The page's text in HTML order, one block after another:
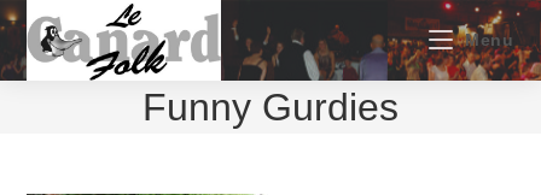
Skip
to
content
Menu
Funny Gurdies